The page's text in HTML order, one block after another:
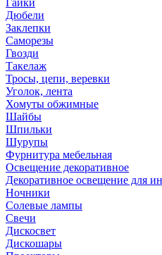
Гайки
Дюбели
Заклепки
Саморезы
Гвозди
Такелаж
Тросы, цепи, веревки
Уголок, лента
Хомуты обжимные
Шайбы
Шпильки
Шурупы
Фурнитура мебельная
Освещение декоративное
Декоративное освещение для
Ночники
Солевые лампы
Свечи
Дискосвет
Дискошары